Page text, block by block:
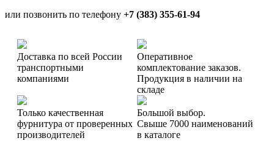
Доставка по всей России
транспортными
компаниями
Оперативное
комплектование заказов.
Продукция в наличии на
складе
Только качественная
фурнитура от проверенных
производителей
Большой выбор.
Свыше 7000 наименований
в каталоге
или позвонить по телефону +7 (383) 355-61-94